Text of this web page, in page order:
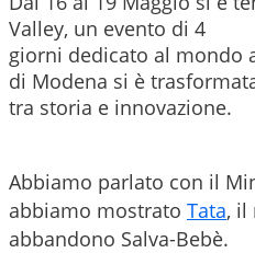
Valley, un evento di 4
giorni dedicato al mondo
di Modena si è
tra storia e innovazione.
Abbiamo parlato con il
abbiamo mostrato Tata, il
abbandono Salva-Bebè.